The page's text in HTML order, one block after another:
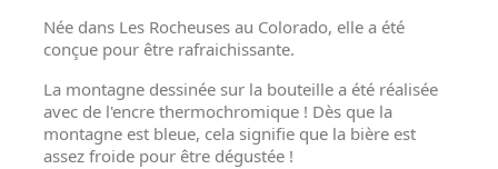
Née dans Les Rocheuses au Colorado, elle a été
conçue pour être rafraichissante.
La montagne dessinée sur la bouteille a été réalisée
avec de l'encre thermochromique ! Dès que la
montagne est bleue, cela signifie que la bière est
assez froide pour être dégustée !